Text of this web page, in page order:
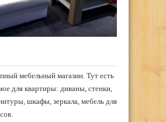
мебельный магазин. Тут есть
для квартиры: диваны, стенки,
шкафы, зеркала, мебель для